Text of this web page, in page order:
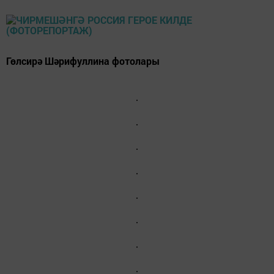
Гөлсирә Шәрифуллина фотолары